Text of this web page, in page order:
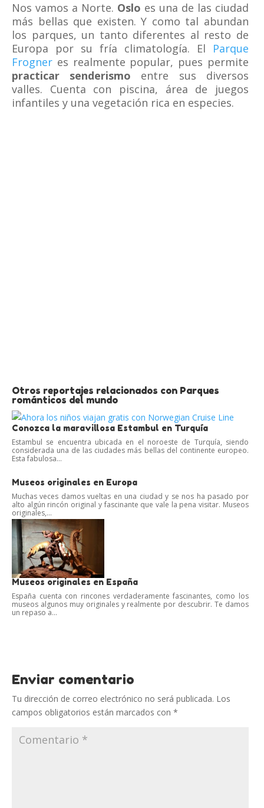
Nos vamos a Norte. Oslo es una de las ciudad
más bellas que existen. Y como tal abundan
los parques, un tanto diferentes al resto de
Europa por su fría climatología. El Parque
Frogner es realmente popular, pues permite
practicar senderismo entre sus diversos
valles. Cuenta con piscina, área de juegos
infantiles y una vegetación rica en especies.
Otros reportajes relacionados con Parques
románticos del mundo
Conozca la maravillosa Estambul en Turquía
Estambul se encuentra ubicada en el noroeste de Turquía, siendo
considerada una de las ciudades más bellas del continente europeo.
Esta fabulosa...
Museos originales en Europa
Muchas veces damos vueltas en una ciudad y se nos ha pasado por
alto algún rincón original y fascinante que vale la pena visitar. Museos
originales,...
Museos originales en España
España cuenta con rincones verdaderamente fascinantes, como los
museos algunos muy originales y realmente por descubrir. Te damos
un repaso a...
Enviar comentario
Tu dirección de correo electrónico no será publicada. Los
campos obligatorios están marcados con *